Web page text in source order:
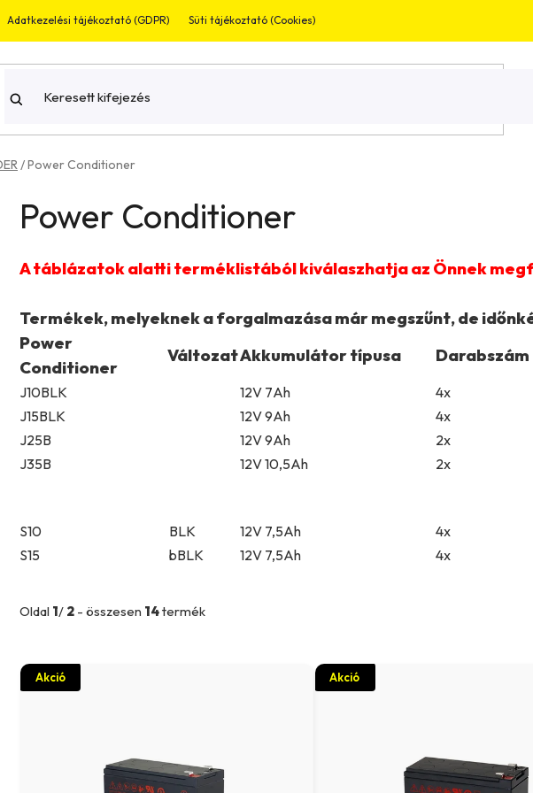
Adatkezelési tájékoztató (GDPR) Süti tájékoztató (Cookies)
/Power Conditioner
Power Conditioner
A táblázatok alatti terméklistából kiválaszhatja az Önnek
Termékek, melyeknek aforgalmazása már megszűnt, de
Power
Conditioner
VáltozatAkkumulátor típusa Darabszám
J10BLK 12V 7Ah 4x
J15BLK
12V 9Ah 4x
J25B
12V 9Ah 2x
J35B
12V 10,5Ah 2x
S10 BLK 12V 7,5Ah 4x
S15
bBLK 12V 7,5Ah 4x
Oldal 1/ 2 - összesen 14termék
T
e
Akció Akció